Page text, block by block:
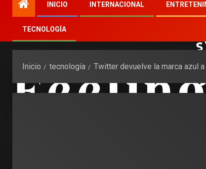
INICIO INTERNACIONAL
TECNOLOGÍA
Inicio tecnología Twitter devuelve la marca azul